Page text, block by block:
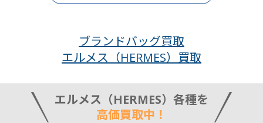
ブランドバッグ買取
エルメス（HERMES）買取
エルメス（HERMES）各種を
高価買取中！